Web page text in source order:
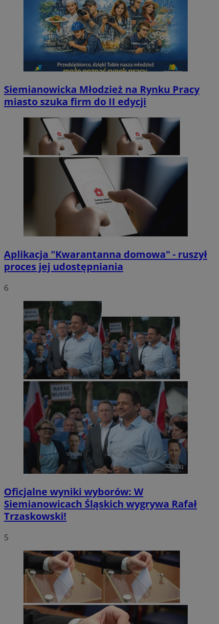
Siemianowicka Młodzież na Rynku Pracy
miasto szuka firm do II edycji
Aplikacja "Kwarantanna domowa" - ruszył
proces jej udostępniania
6
Oficjalne wyniki wyborów: W
Siemianowicach Śląskich wygrywa Rafał
Trzaskowski!
5